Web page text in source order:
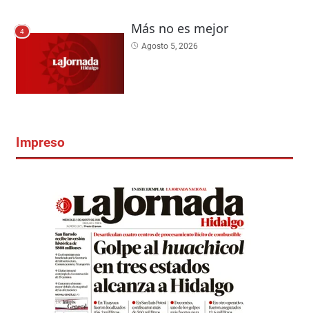
4 Más no es mejor
Agosto 5, 2026
Impreso